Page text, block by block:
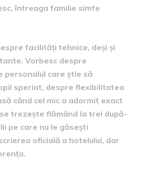
întreaga familie simte
facilități tehnice, deși și
Vorbesc despre
personalul care știe să
speriat, despre flexibilitatea
când cel mic a adormit exact
trezește flămând la trei după-
pe care nu le găsești
oficială a hotelului, dar